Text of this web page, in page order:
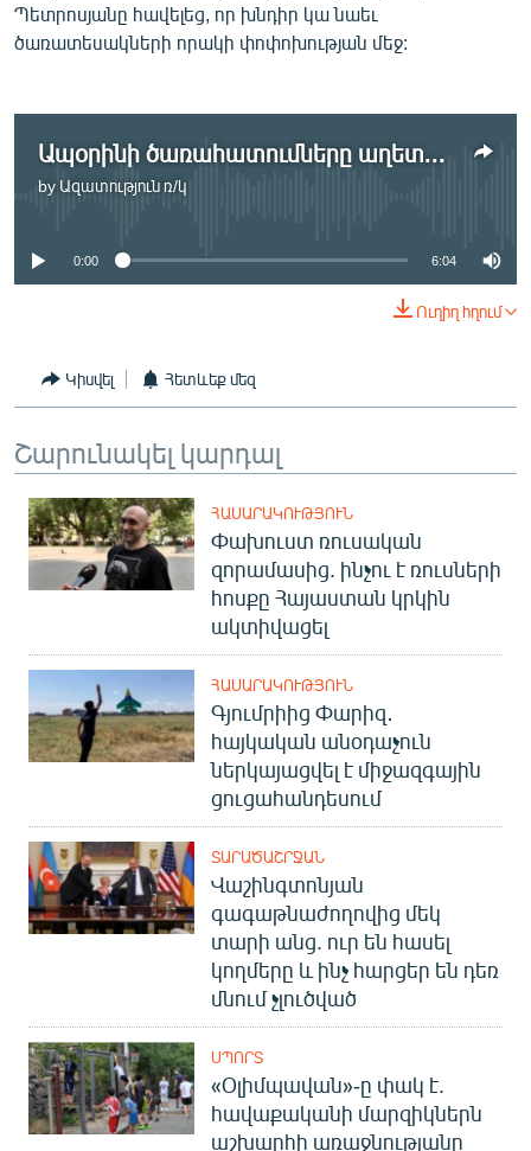
Պետրոսյանը հավելեց, որ խնդիր կա նաեւ
ծառատեսակների որակի փոփոխության մեջ:
Ապօրինի ծառահատումները աղետալի հետեւանքներ են թողնում
by Ազատություն ռ/կ
No media source currently available
0:00 6:04
Ուղիղ հղում
Կիսվել Հետևեք մեզ
Շարունակել կարդալ
ՀԱՍԱՐԱԿՈՒԹՅՈՒՆ
Փախուստ ռուսական
զորամասից. ինչու է ռուսների
հոսքը Հայաստան կրկին
ակտիվացել
ՀԱՍԱՐԱԿՈՒԹՅՈՒՆ
Գյումրիից Փարիզ․
հայկական անօդաչուն
ներկայացվել է միջազգային
ցուցահանդեսում
ՏԱՐԱԾԱՇՐՋԱՆ
Վաշինգտոնյան
գագաթնաժողովից մեկ
տարի անց. ուր են հասել
կողմերը և ինչ հարցեր են դեռ
մնում չլուծված
ՍՊՈՐՏ
«Օլիմպավան»-ը փակ է.
հավաքականի մարզիկներն
աշխարհի առաջնությանը